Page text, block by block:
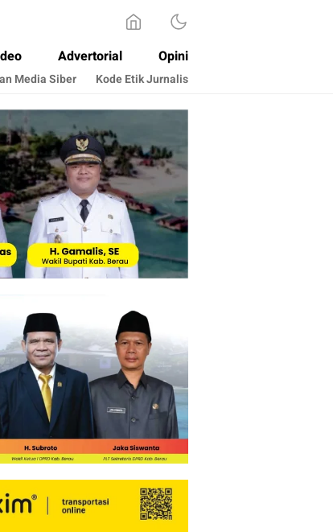
Advertorial Opini
Media Siber Kode Etik Jurnalis